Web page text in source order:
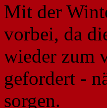
Mit der
vorbei, da
wieder zum
gefordert -
sorgen.